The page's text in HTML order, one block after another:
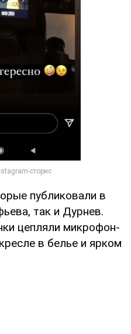
публиковали в
так и Дурнев.
цепляли микрофон-
в белье и ярком